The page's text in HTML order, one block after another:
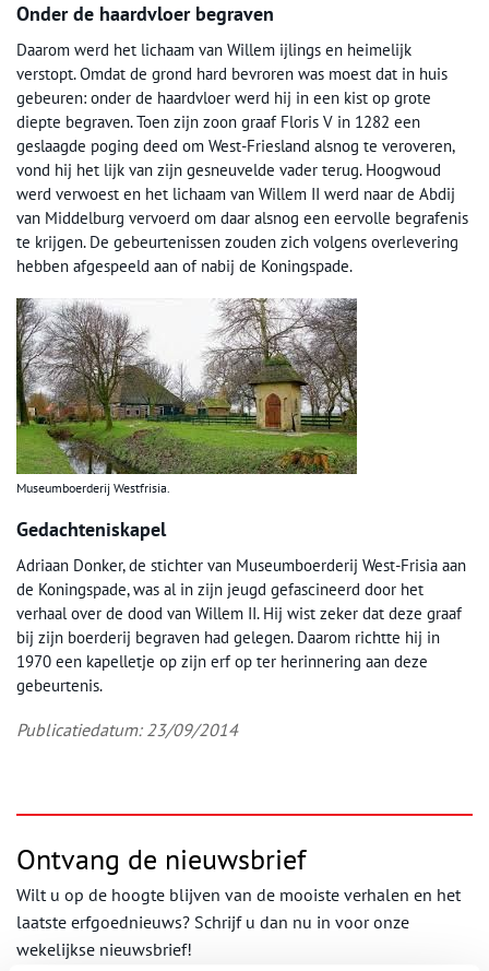
Onder de haardvloer begraven
Daarom werd het lichaam van Willem ijlings en heimelijk
verstopt. Omdat de grond hard bevroren was moest dat in huis
gebeuren: onder de haardvloer werd hij in een kist op grote
diepte begraven. Toen zijn zoon graaf Floris V in 1282 een
geslaagde poging deed om West-Friesland alsnog te veroveren,
vond hij het lijk van zijn gesneuvelde vader terug. Hoogwoud
werd verwoest en het lichaam van Willem II werd naar de Abdij
van Middelburg vervoerd om daar alsnog een eervolle begrafenis
te krijgen. De gebeurtenissen zouden zich volgens overlevering
hebben afgespeeld aan of nabij de Koningspade.
Museumboerderij Westfrisia.
Gedachteniskapel
Adriaan Donker, de stichter van Museumboerderij West-Frisia aan
de Koningspade, was al in zijn jeugd gefascineerd door het
verhaal over de dood van Willem II. Hij wist zeker dat deze graaf
bij zijn boerderij begraven had gelegen. Daarom richtte hij in
1970 een kapelletje op zijn erf op ter herinnering aan deze
gebeurtenis.
Publicatiedatum: 23/09/2014
Ontvang de nieuwsbrief
Wilt u op de hoogte blijven van de mooiste verhalen en het
laatste erfgoednieuws? Schrijf u dan nu in voor onze
wekelijkse nieuwsbrief!